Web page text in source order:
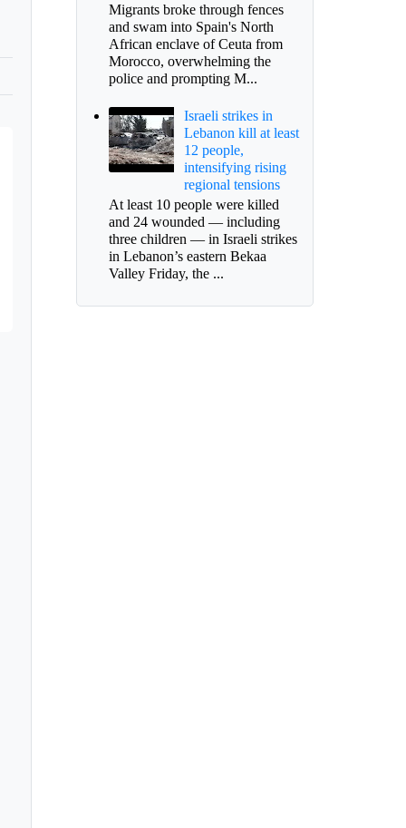
Migrants broke through fences
and swam into Spain's North
African enclave of Ceuta from
Morocco, overwhelming the
police and prompting M...
Israeli strikes in
Lebanon kill at least
12 people,
intensifying rising
regional tensions
At least 10 people were killed
and 24 wounded — including
three children — in Israeli strikes
in Lebanon’s eastern Bekaa
Valley Friday, the ...